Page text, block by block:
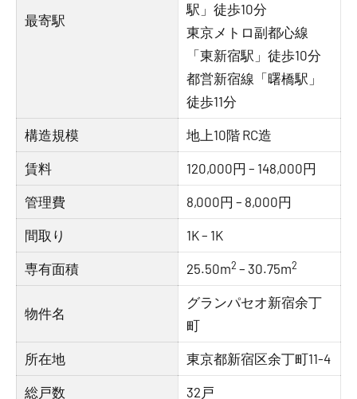
最寄駅
駅」徒歩10分
東京メトロ副都心線
「東新宿駅」徒歩10分
都営新宿線「曙橋駅」
徒歩11分
構造規模 地上10階 RC造
賃料 120,000円 – 148,000円
管理費 8,000円 – 8,000円
間取り 1K – 1K
専有面積 25.50m2 – 30.75m2
物件名
グランパセオ新宿余丁
町
所在地 東京都新宿区余丁町11-4
総戸数 32戸